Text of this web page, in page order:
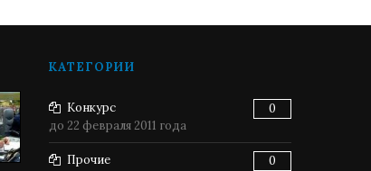
КАТЕГОРИИ
Конкурс
0
до 22 февраля 2011 года
Прочие 0